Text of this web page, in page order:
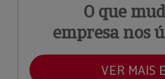
O que
empresa nos
VER MAIS